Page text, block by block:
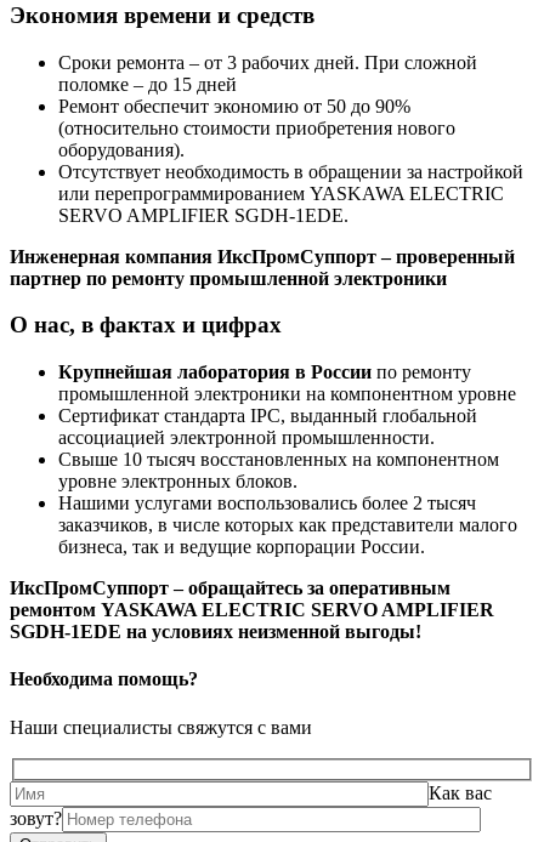
Экономия времени и средств
Сроки ремонта – от 3 рабочих дней. При сложной
поломке – до 15 дней
Ремонт обеспечит экономию от 50 до 90%
(относительно стоимости приобретения нового
оборудования).
Отсутствует необходимость в обращении за настройкой
или перепрограммированием YASKAWA ELECTRIC
SERVO AMPLIFIER SGDH-1EDE.
Инженерная компания ИксПромСуппорт – проверенный
партнер по ремонту промышленной электроники
О нас, в фактах и цифрах
Крупнейшая лаборатория в России по ремонту
промышленной электроники на компонентном уровне
Сертификат стандарта IPC, выданный глобальной
ассоциацией электронной промышленности.
Свыше 10 тысяч восстановленных на компонентном
уровне электронных блоков.
Нашими услугами воспользовались более 2 тысяч
заказчиков, в числе которых как представители малого
бизнеса, так и ведущие корпорации России.
ИксПромСуппорт – обращайтесь за оперативным
ремонтом YASKAWA ELECTRIC SERVO AMPLIFIER
SGDH-1EDE на условиях неизменной выгоды!
Необходима помощь?
Наши специалисты свяжутся с вами
Как вас
зовут?